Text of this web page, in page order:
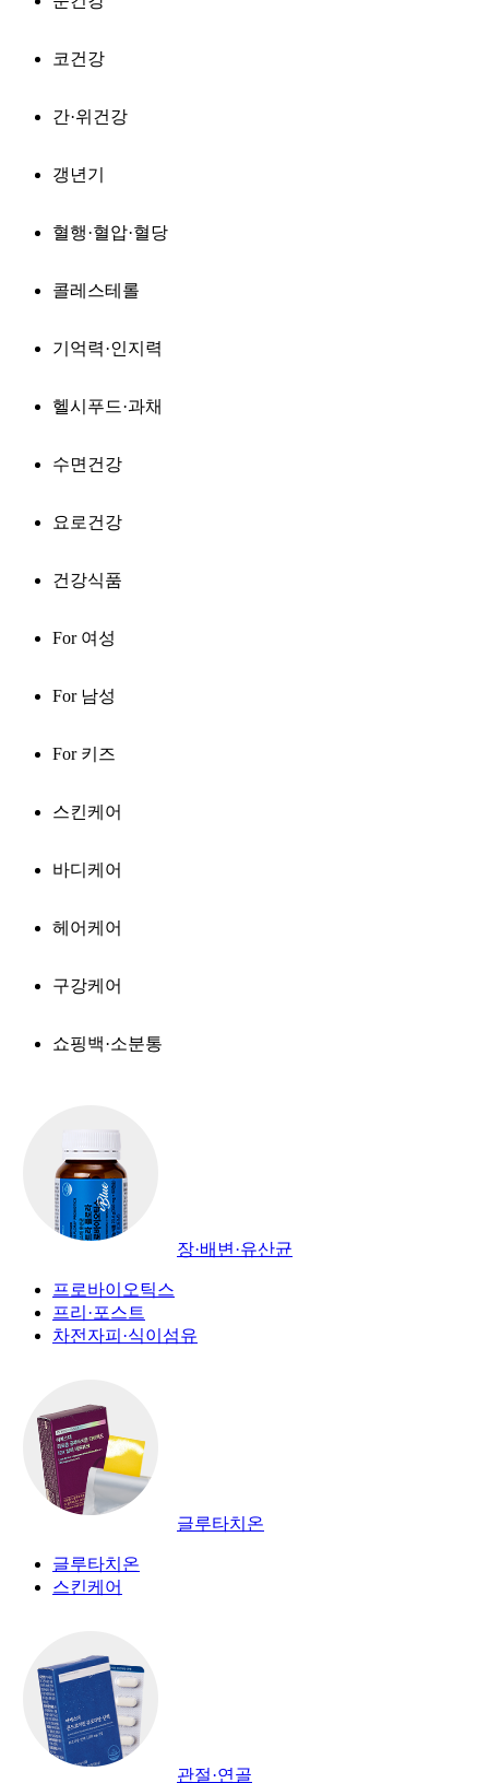
코건강
간·위건강
갱년기
혈행·혈압·혈당
콜레스테롤
기억력·인지력
헬시푸드·과채
수면건강
요로건강
건강식품
For 여성
For 남성
For 키즈
스킨케어
바디케어
헤어케어
구강케어
쇼핑백·소분통
장·배변·유산균
프로바이오틱스
프리·포스트
차전자피·식이섬유
글루타치온
글루타치온
스킨케어
관절·연골